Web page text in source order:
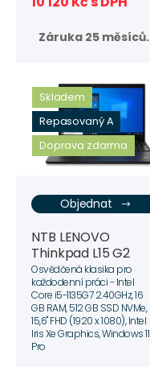
Záruka 25 měsíců.
Skladem
Repasovaný A
Doprava zdarma
Objednat
NTB LENOVO
Thinkpad L15 G2
Osvědčená klasika pro
každodenní práci - Intel
Core i5-1135G7 2.40GHz, 16
GB RAM, 512 GB SSD NVMe,
15,6" FHD (1920 x 1080), Intel
Iris Xe Graphics, Windows 11
Pro